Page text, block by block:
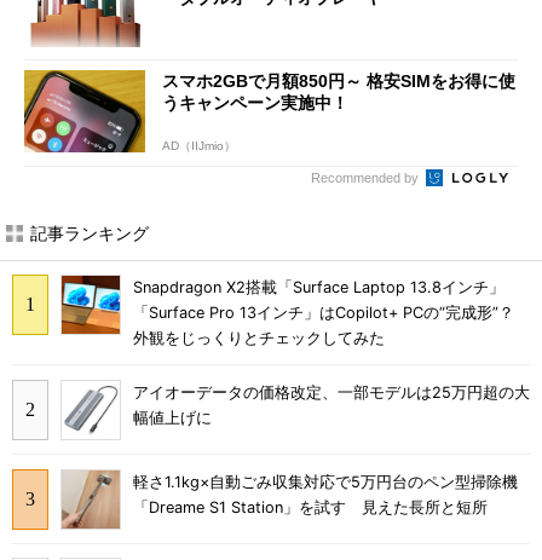
スマホ2GBで月額850円～ 格安SIMをお得に使
うキャンペーン実施中！
AD（IIJmio）
Recommended by
記事ランキング
Snapdragon X2搭載「Surface Laptop 13.8インチ」
「Surface Pro 13インチ」はCopilot+ PCの“完成形”？
外観をじっくりとチェックしてみた
アイオーデータの価格改定、一部モデルは25万円超の大
幅値上げに
軽さ1.1kg×自動ごみ収集対応で5万円台のペン型掃除機
「Dreame S1 Station」を試す 見えた長所と短所